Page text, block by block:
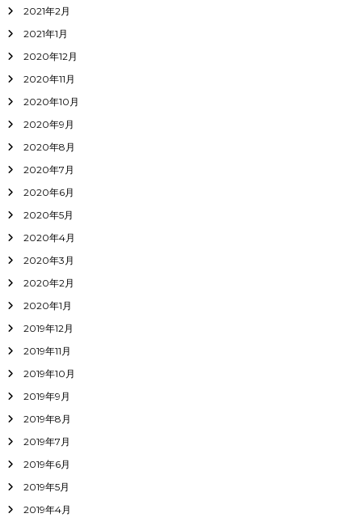
2021年2月
2021年1月
2020年12月
2020年11月
2020年10月
2020年9月
2020年8月
2020年7月
2020年6月
2020年5月
2020年4月
2020年3月
2020年2月
2020年1月
2019年12月
2019年11月
2019年10月
2019年9月
2019年8月
2019年7月
2019年6月
2019年5月
2019年4月